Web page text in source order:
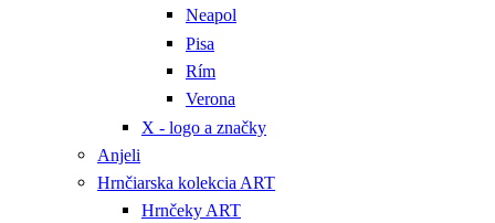
Neapol
Pisa
Rím
Verona
X - logo a značky
Anjeli
Hrnčiarska kolekcia ART
Hrnčeky ART